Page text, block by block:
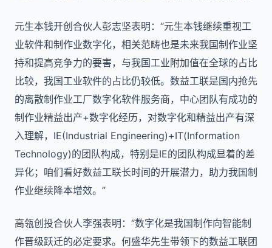
元生本钱开创合伙人彭志坚表明：“元生本钱继续重视工
业软件和制作业数字化，相关范畴也是未来我国制作业坚
持和提高竞争力的要害，与我国工业附加值在全球的占比
比较，我国工业软件的占比仍较低。数益工联是国内抢先
的离散制作业工厂数字化软件服务商，中心团队有成功的
制作业精益出产+数字化经历，对数字化和精益出产有深
入理解，IE(Industrial Engineering)+IT(Information
Technology)的团队构成，特别是IE的团队构成显着的差
异化；咱们看好数益工联长时间的开展潜力，助力我国制
作业继续降本增效。”
高瓴创投合伙人李强表明：“数字化是我国制作向智能制
作晋级跃迁的必定要求。何盛华先生带领下的数益工联团